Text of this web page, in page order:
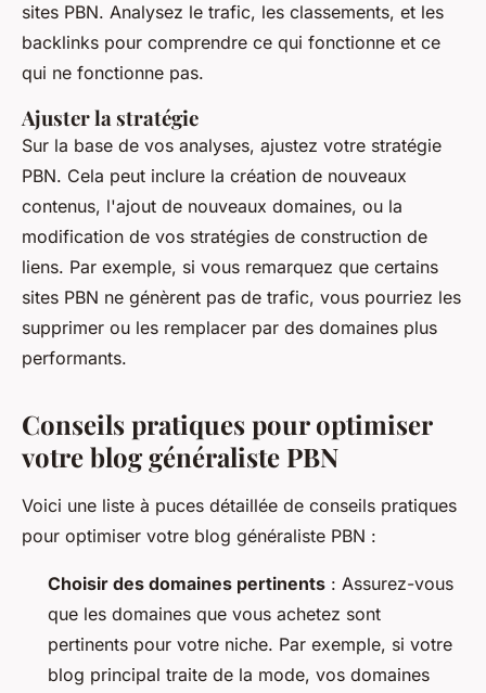
sites PBN. Analysez le trafic, les classements, et les
backlinks pour comprendre ce qui fonctionne et ce
qui ne fonctionne pas.
Ajuster la stratégie
Sur la base de vos analyses, ajustez votre stratégie
PBN. Cela peut inclure la création de nouveaux
contenus, l'ajout de nouveaux domaines, ou la
modification de vos stratégies de construction de
liens. Par exemple, si vous remarquez que certains
sites PBN ne génèrent pas de trafic, vous pourriez les
supprimer ou les remplacer par des domaines plus
performants.
Conseils pratiques pour optimiser
votre blog généraliste PBN
Voici une liste à puces détaillée de conseils pratiques
pour optimiser votre blog généraliste PBN :
Choisir des domaines pertinents : Assurez-vous
que les domaines que vous achetez sont
pertinents pour votre niche. Par exemple, si votre
blog principal traite de la mode, vos domaines